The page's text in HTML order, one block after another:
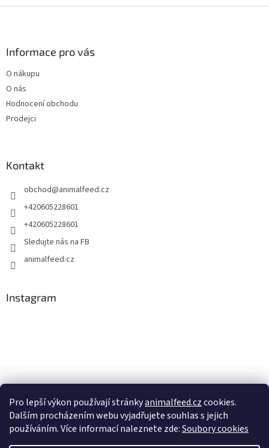
Pro lepší výkon používají stránkyanimalfeed.czcookies.
Dalším procházením webu vyjadřujete souhlas s jejich
používáním. Více informací naleznete zde:Soubory cookies
Informace pro vás
O nákupu
O nás
Hodnocení obchodu
Prodejci
Kontakt
obchod@animalfeed.cz
+420605228601
+420605228601
Sledujte nás na FB
animalfeed.cz
Instagram
Sledovat na Instagramu